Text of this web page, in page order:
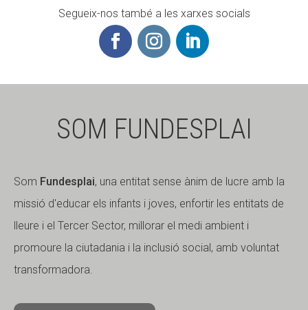
Segueix-nos també a les xarxes socials
SOM FUNDESPLAI
Som Fundesplai, una entitat sense ànim de lucre amb la
missió d'educar els infants i joves, enfortir les entitats de
lleure i el Tercer Sector, millorar el medi ambient i
promoure la ciutadania i la inclusió social, amb voluntat
transformadora.